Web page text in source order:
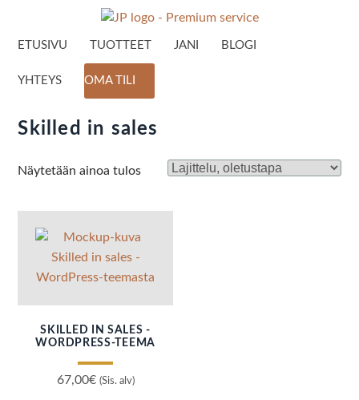
ETUSIVU TUOTTEET JANI BLOGI
YHTEYS OMA TILI
Skilled in sales
Näytetään ainoa tulos
SKILLED IN SALES -
WORDPRESS-TEEMA
67,00€ (Sis. alv)